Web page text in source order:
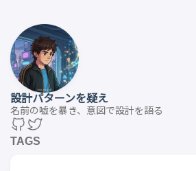
設計パターンを疑え
名前の嘘を暴き、意図で設計を語る
TAGS